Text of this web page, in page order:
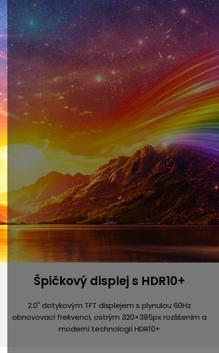
Špičkový displej s HDR10+
2.0" dotykovým TFT displejem s plynulou 60Hz
obnovovací frekvencí, ostrým 320×385px rozlišením a
moderní technologií HDR10+